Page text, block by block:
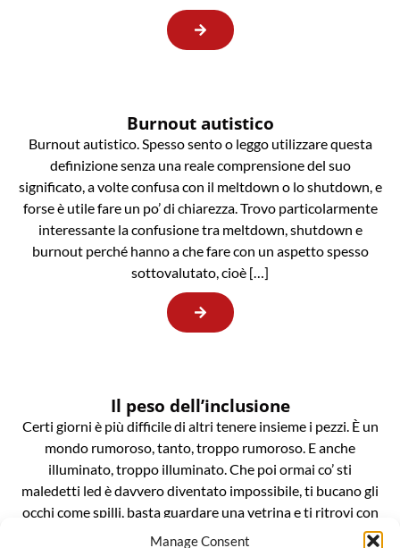
Manage Consent
Burnout autistico
Burnout autistico. Spesso sento o leggo utilizzare questa
definizione senza una reale comprensione del suo
significato, a volte confusa con il meltdown o lo shutdown, e
forse è utile fare un po’ di chiarezza. Trovo particolarmente
interessante la confusione tra meltdown, shutdown e
burnout perché hanno a che fare con un aspetto spesso
sottovalutato, cioè […]
Il peso dell’inclusione
Certi giorni è più difficile di altri tenere insieme i pezzi. È un
mondo rumoroso, tanto, troppo rumoroso. E anche
illuminato, troppo illuminato. Che poi ormai co’ sti
maledetti led è davvero diventato impossibile, ti bucano gli
occhi come spilli, basta guardare una vetrina e ti ritrovi con
le cornee bruciate. È un casino da […]